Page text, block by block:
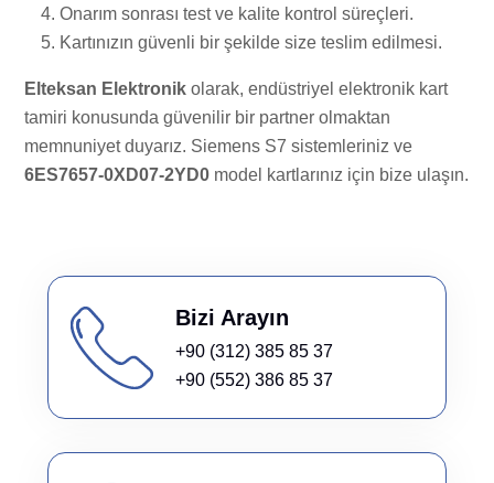
Onarım sonrası test ve kalite kontrol süreçleri.
Kartınızın güvenli bir şekilde size teslim edilmesi.
Elteksan Elektronikolarak, endüstriyel elektronik kart
tamiri konusunda güvenilir bir partner olmaktan
memnuniyet duyarız. Siemens S7 sistemleriniz ve
6ES7657-0XD07-2YD0model kartlarınız için bize ulaşın.
Bizi Arayın
+90 (312) 385 85 37
+90 (552) 386 85 37